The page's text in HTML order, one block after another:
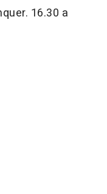
16.30 a